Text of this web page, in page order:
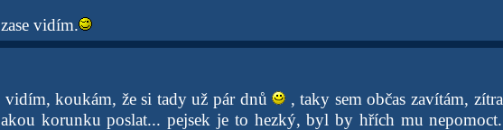
vidím.
vidím, koukám, že si tady už pár dnů
, taky sem občas zavítám, zítra
korunku poslat... pejsek je to hezký, byl by hřích mu nepomoct.